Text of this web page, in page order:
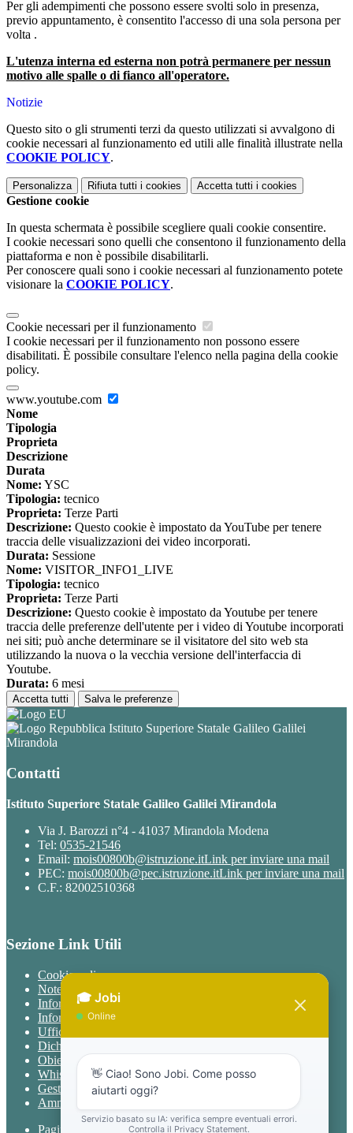
Per gli adempimenti che possono essere svolti solo in presenza,
previo appuntamento, è consentito l'accesso di una sola persona per
volta .
L'utenza interna ed esterna non potrà permanere per nessun
motivo alle spalle o di fianco all'operatore.
Notizie
Questo sito o gli strumenti terzi da questo utilizzati si avvalgono di
cookie necessari al funzionamento ed utili alle finalità illustrate nella
COOKIE POLICY.
Personalizza Rifiuta tutti i cookies Accetta tutti i cookies
Gestione cookie
In questa schermata è possibile scegliere quali cookie consentire.
I cookie necessari sono quelli che consentono il funzionamento della
piattaforma e non è possibile disabilitarli.
Per conoscere quali sono i cookie necessari al funzionamento potete
visionare la COOKIE POLICY.
Cookie necessari per il funzionamento
I cookie necessari per il funzionamento non possono essere
disabilitati. È possibile consultare l'elenco nella pagina della cookie
policy.
www.youtube.com
Nome
Tipologia
Proprieta
Descrizione
Durata
Nome: YSC
Tipologia: tecnico
Proprieta: Terze Parti
Descrizione: Questo cookie è impostato da YouTube per tenere
traccia delle visualizzazioni dei video incorporati.
Durata: Sessione
Nome: VISITOR_INFO1_LIVE
Tipologia: tecnico
Proprieta: Terze Parti
Descrizione: Questo cookie è impostato da Youtube per tenere
traccia delle preferenze dell'utente per i video di Youtube incorporati
nei siti; può anche determinare se il visitatore del sito web sta
utilizzando la nuova o la vecchia versione dell'interfaccia di
Youtube.
Durata: 6 mesi
Accetta tutti Salva le preferenze
Istituto Superiore Statale Galileo Galilei
Mirandola
Contatti
Istituto Superiore Statale Galileo Galilei Mirandola
Via J. Barozzi n°4 - 41037 Mirandola Modena
Tel: 0535-21546
Email: mois00800b@istruzione.itLink per inviare una mail
PEC: mois00800b@pec.istruzione.itLink per inviare una mail
C.F.: 82002510368
Sezione Link Utili
Cookie policy
Note legali
Informativa Privacy
Informativa Privacy chatbot Jobi
Ufficio Relazioni con il Pubblico
Dichiarazione di accessibilità
Obiettivi di accessibilità
Whistleblowing
Gestione consensi cookie
Amministrazione trasparente
Pagina visualizzata15673volte